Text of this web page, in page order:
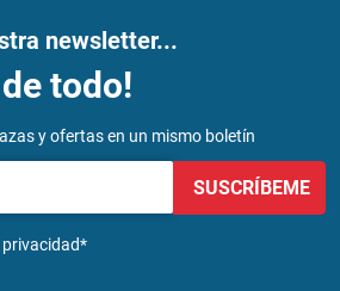
newsletter...
todo!
y ofertas en un mismo boletín
SUSCRÍBEME